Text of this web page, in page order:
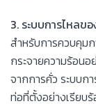
3. ระบบการไหลข
สำหรับการควบคุม
กระจายความร้อน
จากการคั่ว ระบบก
ท่อที่ตั้งอย่างเรียบ